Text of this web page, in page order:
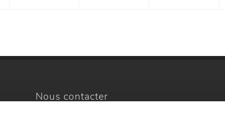
Nous contacter